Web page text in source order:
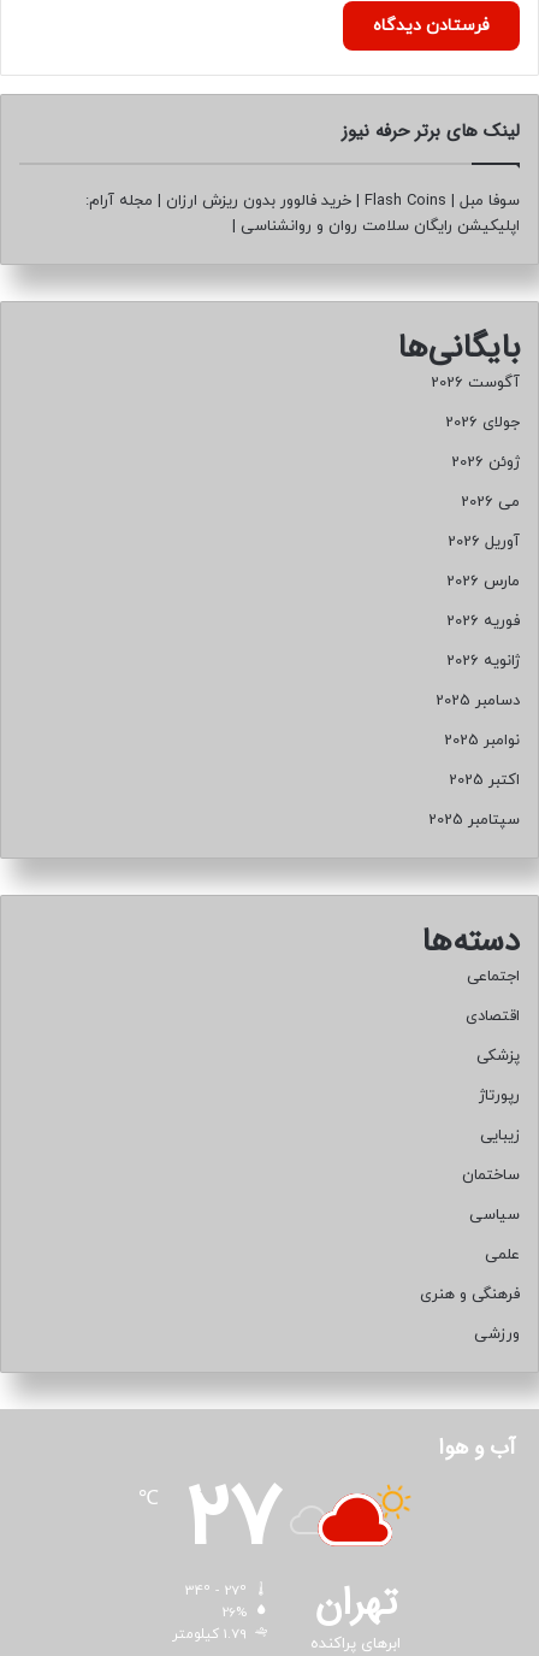
لینک های برتر حرفه نیوز
سوفا مبل |
Flash Coins
| خرید فالوور بدون ریزش ارزان | مجله آرام:
اپلیکیشن رایگان سلامت روان و روانشناسی |
بایگانی‌ها
آگوست 2026
جولای 2026
ژوئن 2026
می 2026
آوریل 2026
مارس 2026
فوریه 2026
ژانویه 2026
دسامبر 2025
نوامبر 2025
اکتبر 2025
سپتامبر 2025
دسته‌ها
اجتماعی
اقتصادی
پزشکی
رپورتاژ
زیبایی
ساختمان
سیاسی
علمی
فرهنگی و هنری
ورزشی
آب و هوا
تهران
ابرهای پراکنده
27
℃
26%
1.79 کیلومتر